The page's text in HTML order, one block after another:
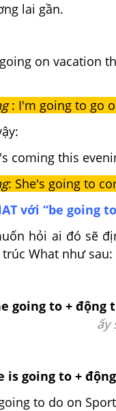
lai gần.
on vacation
: I'm going to go
coming this
: She's going to
với “be going
hỏi ai đó sẽ
What như sau:
going to +
ấy
is going to +
to do on